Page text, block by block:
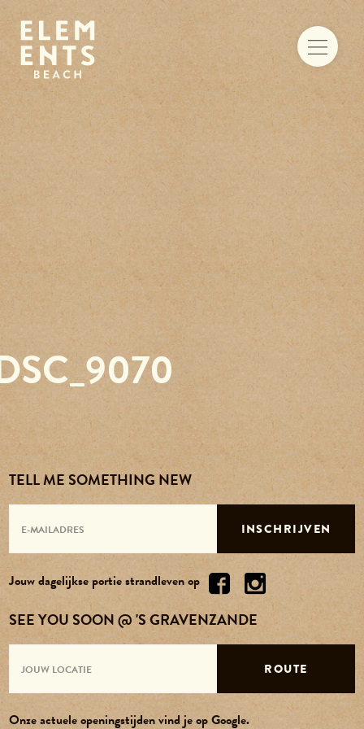
Food & drinks
Iets te vieren
Trouwen aan zee
Vergaderen
Activiteiten
Reserveren
Agenda
Contact
Over ons
Vacatures
TELL ME SOMETHING NEW
INSCHRIJVEN
Jouw dagelijkse portie strandleven op
SEE YOU SOON @ 'S GRAVENZANDE
ROUTE
Onze actuele openingstijden vind je op Google.